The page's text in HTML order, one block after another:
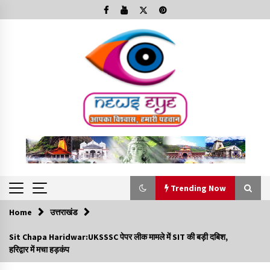
to
Trending Now
Trending Now
कार्यक्रम में शामिल हुए सीएम,आधुनिक मदरसों का नाम अब्दुल कलाम के नाम
Home उत्तराखंड
Sit Chapa Haridwar:UKSSSC पेपर लीक मामले में SIT की बड़ी दबिश,
हरिद्वार में मचा हड़कंप